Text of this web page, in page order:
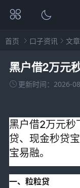
首页 口子资讯 文
黑户借2万元
更新时间：2026-
黑户借2万元秒
贷、现金秒贷
宝易融。
一、粒粒贷